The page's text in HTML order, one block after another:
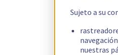
Sujeto a su
nuestras